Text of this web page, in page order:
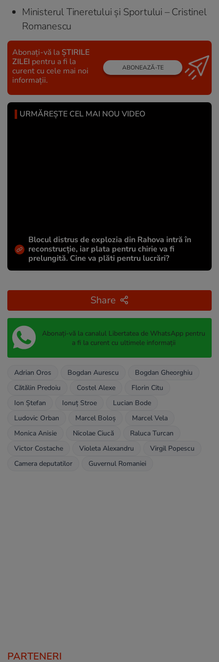
Ministerul Tineretului și Sportului – Cristinel
Romanescu
Abonați-vă la ȘTIRILE
ZILEI pentru a fi la
curent cu cele mai noi
informații.
ABONEAZĂ-TE
URMĂREȘTE CEL MAI NOU VIDEO
Blocul distrus de explozia din Rahova intră în
reconstrucție, iar plata pentru chirie va fi
prelungită. Cine va plăti pentru lucrări?
Share
Abonați-vă la canalul Libertatea de WhatsApp pentru
a fi la curent cu ultimele informații
Adrian Oros Bogdan Aurescu
Bogdan Gheorghiu
Cătălin Predoiu
Costel Alexe
Florin Citu
Ion Ștefan
Ionuț Stroe
Lucian Bode
Ludovic Orban
Marcel Boloș
Marcel Vela
Monica Anisie
Nicolae Ciucă
Raluca Turcan
Victor Costache
Violeta Alexandru
Virgil Popescu
Camera deputatilor
Guvernul Romaniei
PARTENERI